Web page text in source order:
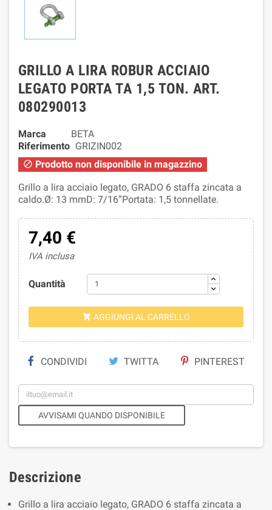
GRILLO A LIRA ROBUR ACCIAIO
LEGATO PORTA TA 1,5 TON. ART.
080290013
Marca
BETA
Riferimento GRIZIN002
 Prodotto non disponibile in magazzino
Grillo a lira acciaio legato, GRADO 6 staffa zincata a
caldo.Ø: 13 mmD: 7/16”Portata: 1,5 tonnellate.
7,40 €
IVA inclusa
Quantità
 AGGIUNGI AL CARRELLO
CONDIVIDI TWITTA PINTEREST
AVVISAMI QUANDO DISPONIBILE
Descrizione
Grillo a lira acciaio legato, GRADO 6 staffa zincata a